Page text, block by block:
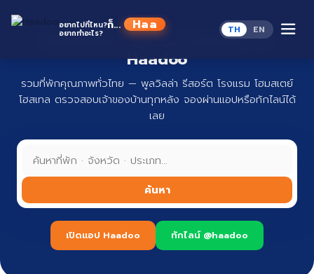
อยากไปที่ไหน?
อยากทำอะไร?
ก็... Haado TH EN
ที่พักทั่วไทย จองง่าย ปลอดภัย กับ
Haadoo
รวมที่พักคุณภาพทั่วไทย — พูลวิลล่า รีสอร์ต โรงแรม โฮมสเตย์
โฮสเทล ตรวจสอบเจ้าของบ้านทุกหลัง จองผ่านแอปหรือทักไลน์ได้
เลย
ค้นหา
เปิดแอป Haadoo ทักไลน์ @haadoo